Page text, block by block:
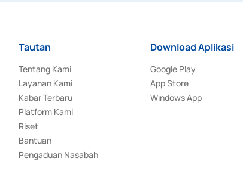
Tautan
Tentang Kami
Layanan Kami
Kabar Terbaru
Platform Kami
Riset
Bantuan
Pengaduan Nasabah
Download Aplikasi
Google Play
App Store
Windows App